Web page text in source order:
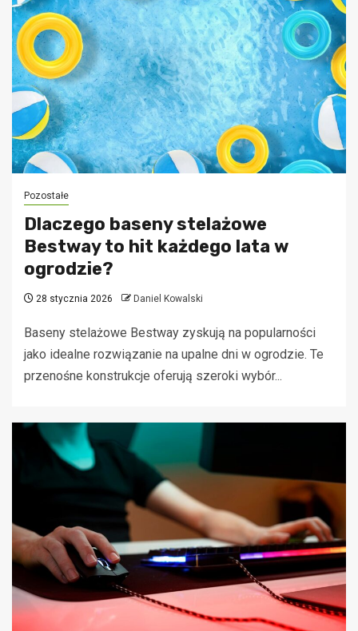
Pozostałe
Dlaczego baseny stelażowe
Bestway to hit każdego lata w
ogrodzie?
28 stycznia 2026 Daniel Kowalski
Baseny stelażowe Bestway zyskują na popularności
jako idealne rozwiązanie na upalne dni w ogrodzie. Te
przenośne konstrukcje oferują szeroki wybór...